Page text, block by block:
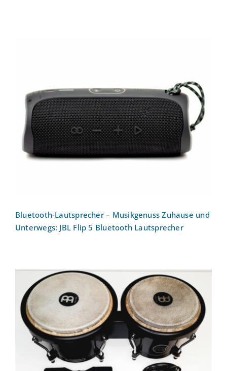
Bluetooth-Lautsprecher – Musikgenuss
Zuhause und Unterwegs: JBL Flip 5
Bluetooth Lautsprecher
Bluetooth-Lautsprecher – Musikgenuss Zuhause und
Unterwegs: JBL Flip 5 Bluetooth Lautsprecher
Bongo Percussion Pack: Meinl Bongos,
Compact Foot Tambourine, Luis Conte
Live Shakern, Classic Wood Claves